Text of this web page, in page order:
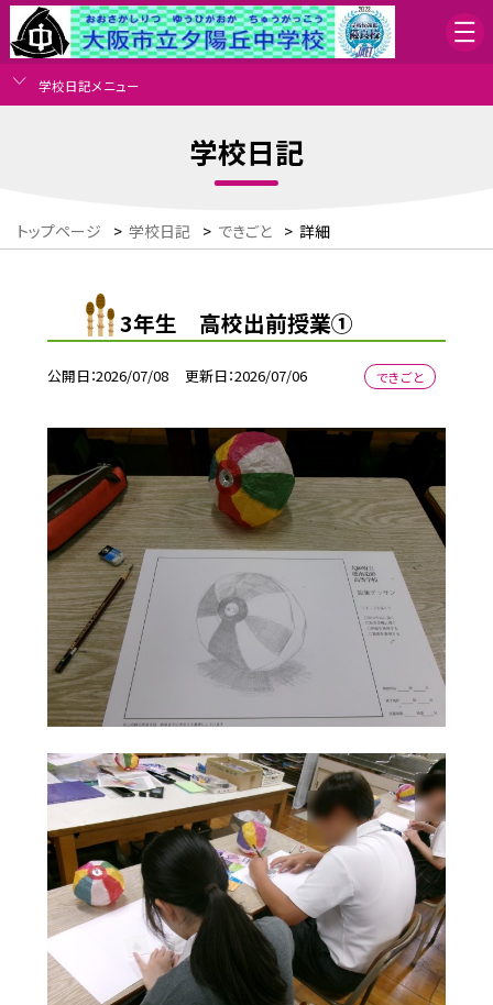
学校日記メニュー
学校日記
トップページ > 学校日記 > できごと > 詳細
3年生 高校出前授業①
公開日 2026/07/08 更新日 2026/07/06 できごと